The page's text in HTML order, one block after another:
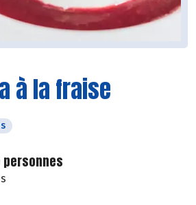
à la fraise
personnes